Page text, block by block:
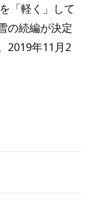
「軽く」して
の続編が決定
2019年11月2